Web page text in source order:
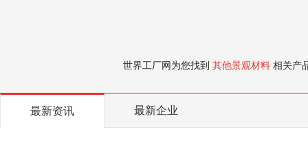
世界工厂网为您找到 其他景观材料 相关产
最新资讯 最新企业